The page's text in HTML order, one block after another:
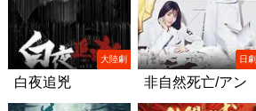
大陸劇
白夜追兇
日劇
非自然死亡/アン
ナチュラル